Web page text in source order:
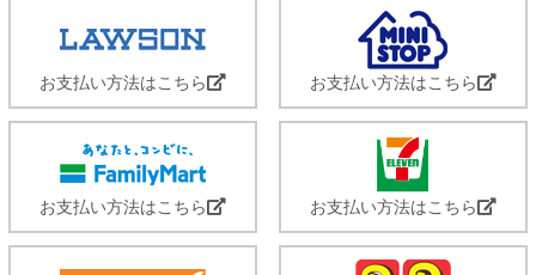
お支払い方法はこちら お支払い方法はこちら
お支払い方法はこちら お支払い方法はこちら